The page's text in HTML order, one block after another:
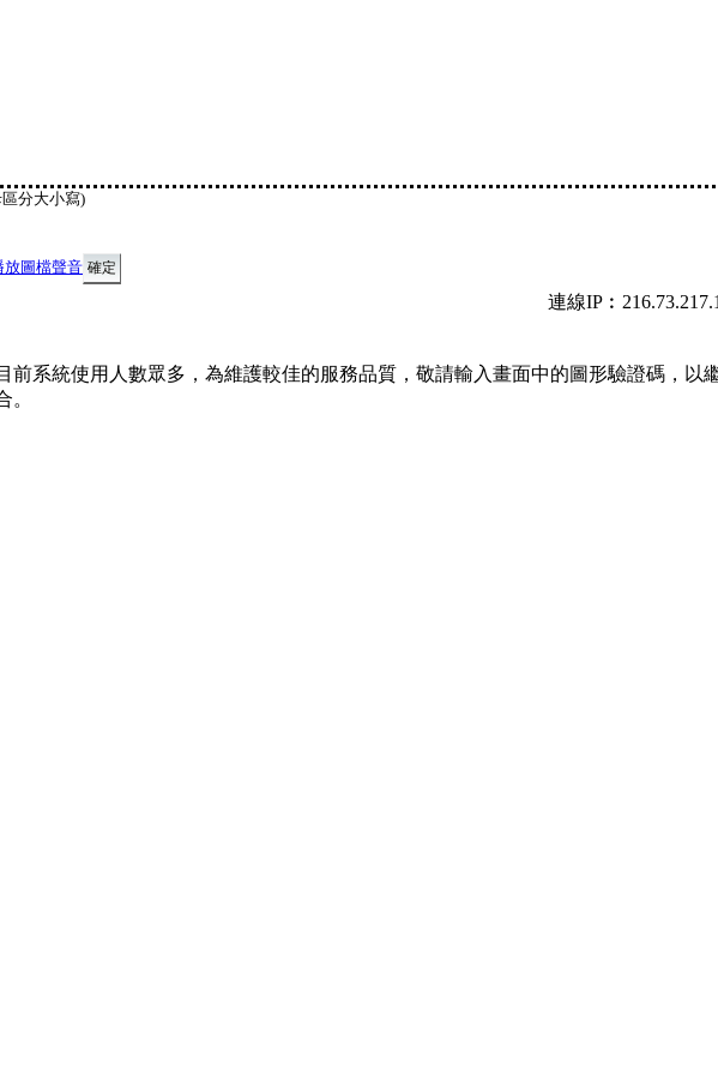
分大小寫)
放圖檔聲音
連線
前系統使用人數眾多，為維護較佳的服務品質，敬請輸入畫面中的圖形驗證碼，以
。